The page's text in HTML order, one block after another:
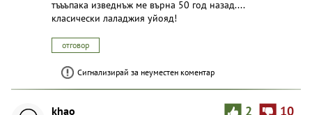
тъъъпака изведнъж ме върна 50 год назад....
класически лаладжия уйояд!
отговор
Сигнализирай за неуместен коментар
2 10
khao